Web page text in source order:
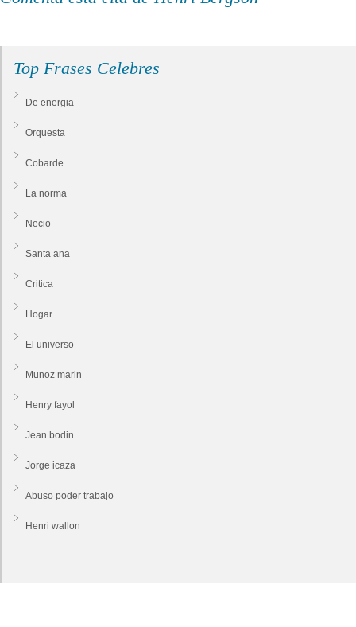
Top Frases Celebres
De energia
Orquesta
Cobarde
La norma
Necio
Santa ana
Critica
Hogar
El universo
Munoz marin
Henry fayol
Jean bodin
Jorge icaza
Abuso poder trabajo
Henri wallon